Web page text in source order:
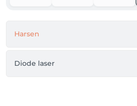
Harsen
Diode laser